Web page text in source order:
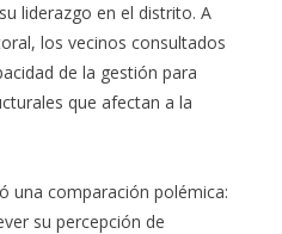
liderazgo en el distrito. A
los vecinos consultados
de la gestión para
que afectan a la
una comparación polémica:
su percepción de